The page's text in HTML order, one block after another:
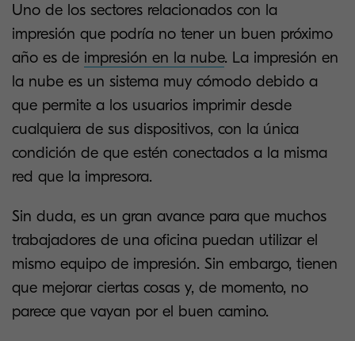
Uno de los sectores relacionados con la
impresión que podría no tener un buen próximo
año es de impresión en la nube. La impresión en
la nube es un sistema muy cómodo debido a
que permite a los usuarios imprimir desde
cualquiera de sus dispositivos, con la única
condición de que estén conectados a la misma
red que la impresora.
Sin duda, es un gran avance para que muchos
trabajadores de una oficina puedan utilizar el
mismo equipo de impresión. Sin embargo, tienen
que mejorar ciertas cosas y, de momento, no
parece que vayan por el buen camino.